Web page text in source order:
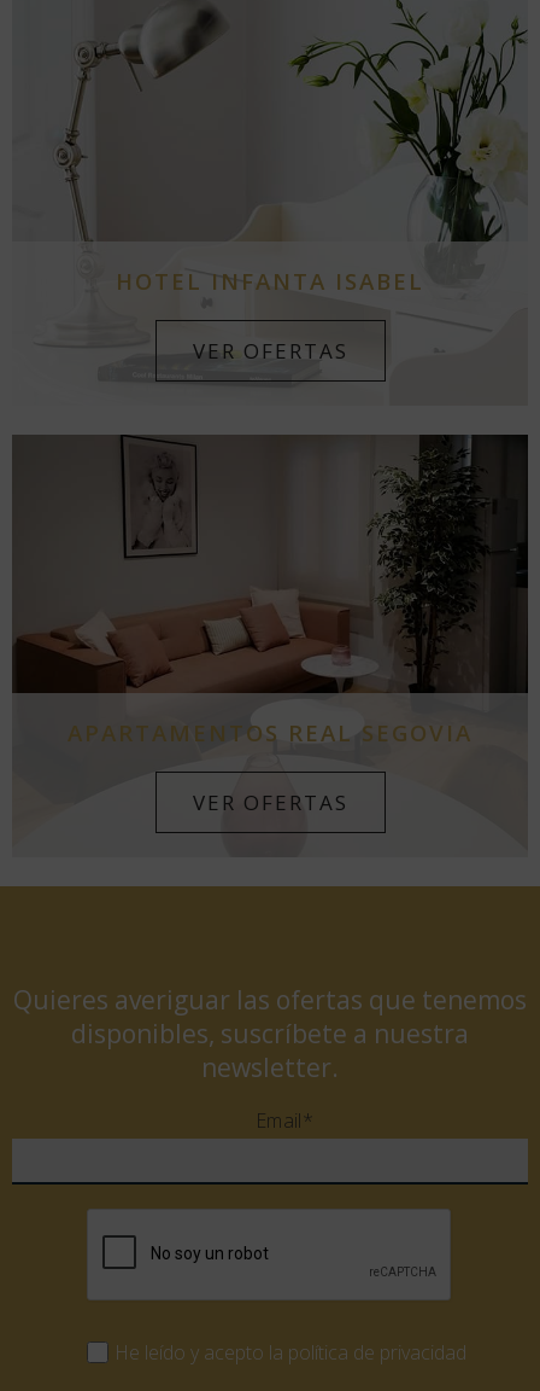
HOTEL INFANTA ISABEL
VER OFERTAS
APARTAMENTOS REAL SEGOVIA
VER OFERTAS
Quieres averiguar las ofertas que tenemos
disponibles, suscríbete a nuestra
newsletter.
Email*
He leído y acepto la política de privacidad